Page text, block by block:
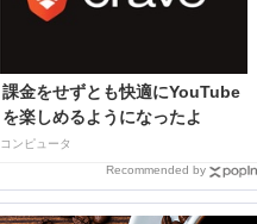
課金をせずとも快適にYouTube
を楽しめるようになったよ
コンピュータ
Recommended by